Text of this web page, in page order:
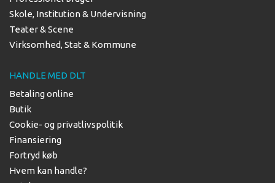
Skole, Institution & Undervisning
Teater & Scene
Virksomhed, Stat & Kommune
HANDLE MED DLT
Betaling online
Butik
Cookie- og privatlivspolitik
Finansiering
Fortryd køb
Hvem kan handle?